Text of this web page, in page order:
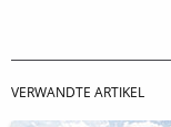
VERWANDTE ARTIKEL